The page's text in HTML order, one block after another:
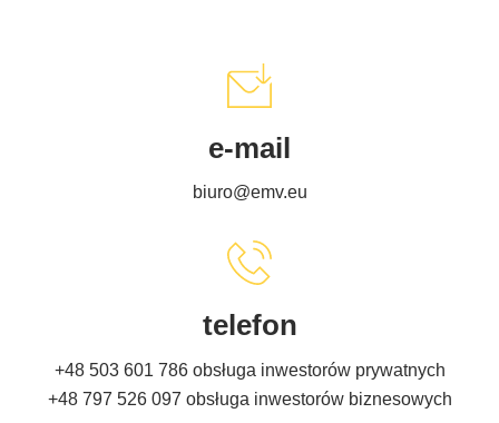
e-mail
biuro@emv.eu
telefon
+48 503 601 786 obsługa inwestorów prywatnych
+48 797 526 097 obsługa inwestorów biznesowych